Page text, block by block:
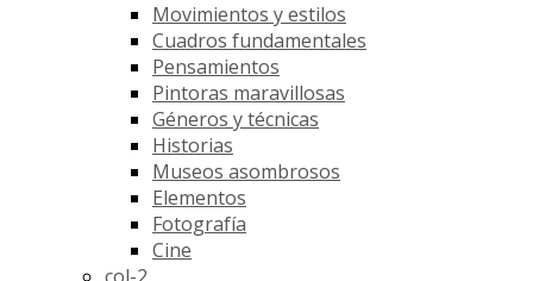
Movimientos y estilos
Cuadros fundamentales
Pensamientos
Pintoras maravillosas
Géneros y técnicas
Historias
Museos asombrosos
Elementos
Fotografía
Cine